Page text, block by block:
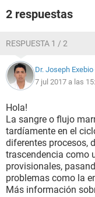
2 respuestas
RESPUESTA 1 / 2
Dr. Joseph Exebio
7 jul 2017 a las
Hola!
La sangre o flujo
tardíamente en el
diferentes procesos,
trascendencia como
provisionales,
problemas como la
Más información